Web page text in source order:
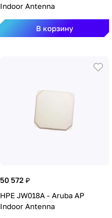
Indoor Antenna
В корзину
50 572 ₽
HPE JW018A - Aruba AP
Indoor Antenna